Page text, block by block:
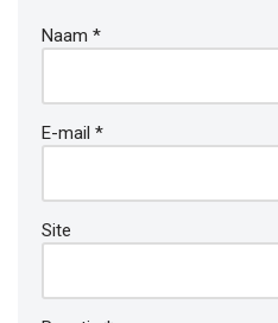
Naam *
E-mail *
Site